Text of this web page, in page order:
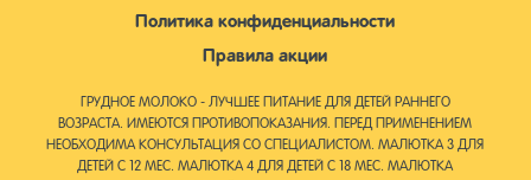
Политика конфиденциальности
Правила акции
ГРУДНОЕ МОЛОКО - ЛУЧШЕЕ ПИТАНИЕ ДЛЯ ДЕТЕЙ РАННЕГО
ВОЗРАСТА. ИМЕЮТСЯ ПРОТИВОПОКАЗАНИЯ. ПЕРЕД ПРИМЕНЕНИЕМ
НЕОБХОДИМА КОНСУЛЬТАЦИЯ СО СПЕЦИАЛИСТОМ. МАЛЮТКА 3 ДЛЯ
ДЕТЕЙ С 12 МЕС. МАЛЮТКА 4 ДЛЯ ДЕТЕЙ С 18 МЕС. МАЛЮТКА